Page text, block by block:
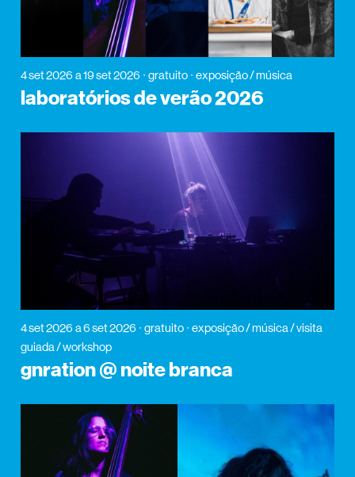
4 set 2026 a 19 set 2026 gratuito exposição / música
laboratórios de verão 2026
4 set 2026 a 6 set 2026 gratuito
exposição / música / visita
guiada / workshop
gnration @ noite branca